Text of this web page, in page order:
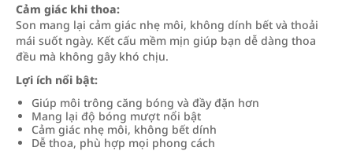
Cảm giác khi thoa:
Son mang lại cảm giác nhẹ môi, không dính bết và thoải
mái suốt ngày. Kết cấu mềm mịn giúp bạn dễ dàng thoa
đều mà không gây khó chịu.
Lợi ích nổi bật:
Giúp môi trông căng bóng và đầy đặn hơn
Mang lại độ bóng mượt nổi bật
Cảm giác nhẹ môi, không bết dính
Dễ thoa, phù hợp mọi phong cách